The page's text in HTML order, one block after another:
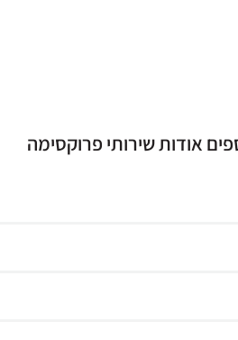
אודות שירותי פרוקסימה